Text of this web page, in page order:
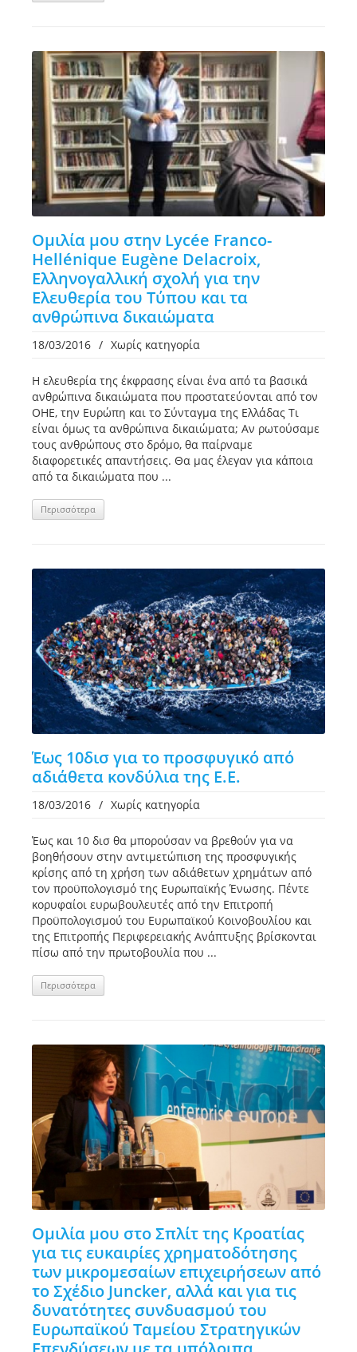
Ομιλία μου στην Lycée Franco-
Hellénique Eugène Delacroix,
Ελληνογαλλική σχολή για την
Ελευθερία του Τύπου και τα
ανθρώπινα δικαιώματα
18/03/2016 / Χωρίς κατηγορία
Η ελευθερία της έκφρασης είναι ένα από τα βασικά
ανθρώπινα δικαιώματα που προστατεύονται από τον
ΟΗΕ, την Ευρώπη και το Σύνταγμα της Ελλάδας Τι
είναι όμως τα ανθρώπινα δικαιώματα; Αν ρωτούσαμε
τους ανθρώπους στο δρόµο, θα παίρναμε
διαφορετικές απαντήσεις. Θα μας έλεγαν για κάποια
από τα δικαιώματα που ...
Περισσότερα
Έως 10δισ για το προσφυγικό από
αδιάθετα κονδύλια της Ε.Ε.
18/03/2016 / Χωρίς κατηγορία
Έως και 10 δισ θα μπορούσαν να βρεθούν για να
βοηθήσουν στην αντιμετώπιση της προσφυγικής
κρίσης από τη χρήση των αδιάθετων χρημάτων από
τον προϋπολογισμό της Ευρωπαϊκής Ένωσης. Πέντε
κορυφαίοι ευρωβουλευτές από την Επιτροπή
Προϋπολογισμού του Ευρωπαϊκού Κοινοβουλίου και
της Επιτροπής Περιφερειακής Ανάπτυξης βρίσκονται
πίσω από την πρωτοβουλία που ...
Περισσότερα
Ομιλία μου στο Σπλίτ της Κροατίας
για τις ευκαιρίες χρηματοδότησης
των μικρομεσαίων επιχειρήσεων από
το Σχέδιο Juncker, αλλά και για τις
δυνατότητες συνδυασμού του
Ευρωπαϊκού Ταμείου Στρατηγικών